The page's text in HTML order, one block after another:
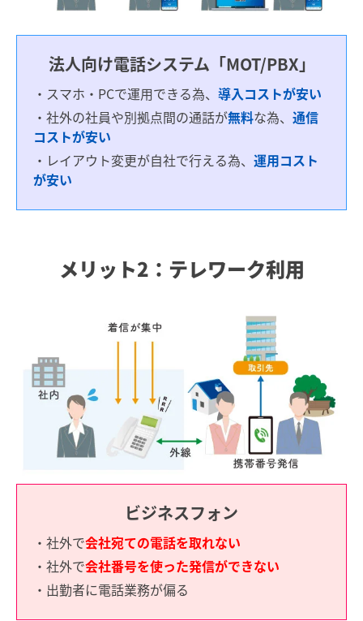
法人向け電話システム「MOT/PBX」
・スマホ・PCで運用できる為、 導入コストが安い
・社外の社員や別拠点間の通話が無料な為、 通信
コストが安い
・レイアウト変更が自社で行える為、 運用コスト
が安い
メリット2：テレワーク利用
ビジネスフォン
・社外で会社宛ての電話を取れない
・社外で会社番号を使った発信ができない
・出勤者に電話業務が偏る